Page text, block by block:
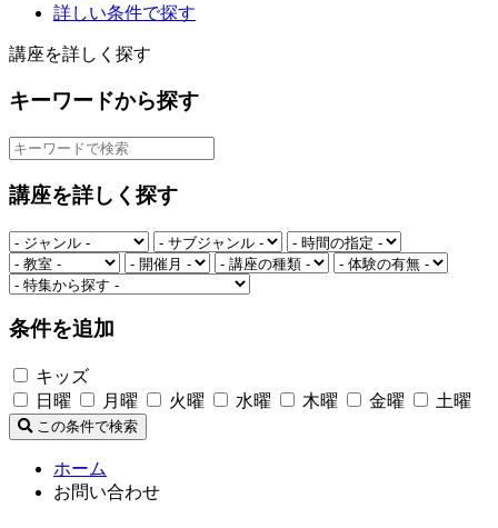
詳しい条件で探す
講座を詳しく探す
キーワードから探す
講座を詳しく探す
条件を追加
キッズ
日曜
月曜 火曜 水曜 木曜 金曜 土曜
この条件で検索
ホーム
お問い合わせ